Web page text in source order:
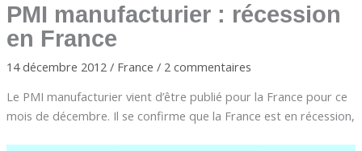
PMI manufacturier : récession
en France
14 décembre 2012 / France / 2 commentaires
Le PMI manufacturier vient d’être publié pour la France pour ce
mois de décembre. Il se confirme que la France est en récession,